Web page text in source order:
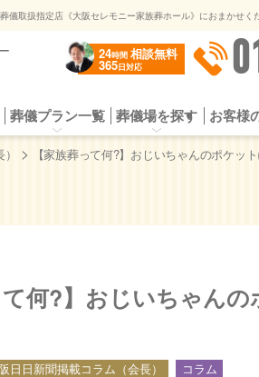
儀取扱指定店《大阪セレモニー家族葬ホール》におまかせく
24時間 相談無料
365日対応
葬式の流れ 選ばれる5つの理由 よ
影用写真オンライン送信
葬儀プラン一覧
ラン 一日葬プラン シンプル家族
オプションサービス
葬儀場を探す
会館 公営斎場一覧 提携斎場（公
お客様
> 【家族葬って何?】おじいちゃんのポケッ
て何?】おじいちゃん
日日新聞掲載コラム（会長） コラム